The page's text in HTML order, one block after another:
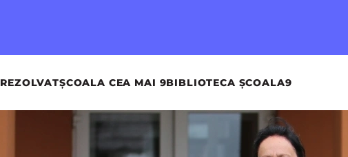
REZOLVATȘCOALA CEA MAI 9BIBLIOTECA ȘCOALA9